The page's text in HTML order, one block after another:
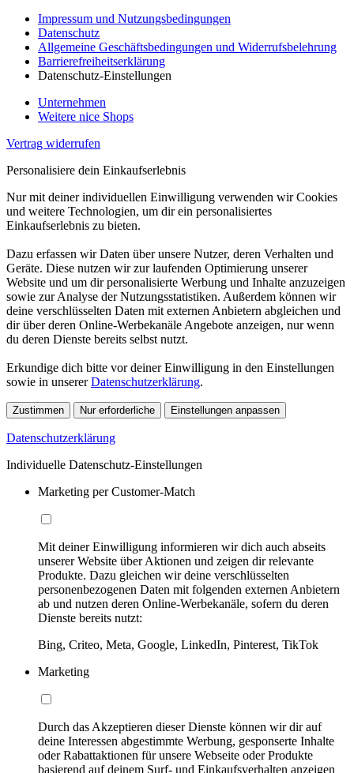
Impressum und Nutzungsbedingungen
Datenschutz
Allgemeine Geschäftsbedingungen und Widerrufsbelehrung
Barrierefreiheitserklärung
Datenschutz-Einstellungen
Unternehmen
Weitere nice Shops
Vertrag widerrufen
Personalisiere dein Einkaufserlebnis
Nur mit deiner individuellen Einwilligung verwenden wir Cookies
und weitere Technologien, um dir ein personalisiertes
Einkaufserlebnis zu bieten.
Dazu erfassen wir Daten über unsere Nutzer, deren Verhalten und
Geräte. Diese nutzen wir zur laufenden Optimierung unserer
Website und um dir personalisierte Werbung und Inhalte anzuzeigen
sowie zur Analyse der Nutzungsstatistiken. Außerdem können wir
deine verschlüsselten Daten mit externen Anbietern abgleichen und
dir über deren Online-Werbekanäle Angebote anzeigen, nur wenn
du deren Dienste bereits selbst nutzt.
Erkundige dich bitte vor deiner Einwilligung in den Einstellungen
sowie in unsererDatenschutzerklärung.
Zustimmen Nur erforderliche Einstellungen anpassen
Datenschutzerklärung
Individuelle Datenschutz-Einstellungen
Marketing per Customer-Match
Mit deiner Einwilligung informieren wir dich auch abseits
unserer Website über Aktionen und zeigen dir relevante
Produkte. Dazu gleichen wir deine verschlüsselten
personenbezogenen Daten mit folgenden externen Anbietern
ab und nutzen deren Online-Werbekanäle, sofern du deren
Dienste bereits nutzt:
Bing, Criteo, Meta, Google, LinkedIn, Pinterest, TikTok
Marketing
Durch das Akzeptieren dieser Dienste können wir dir auf
deine Interessen abgestimmte Werbung, gesponserte Inhalte
oder Rabattaktionen für unsere Webseite oder Produkte
basierend auf deinem Surf- und Einkaufsverhalten anzeigen